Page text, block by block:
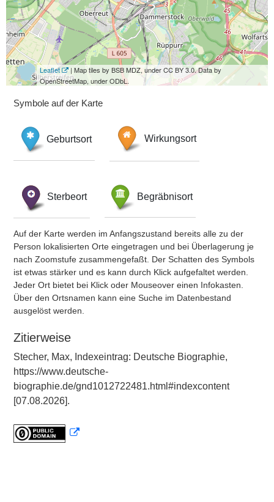
Leaflet
| Map tiles by BSB MDZ, under CC BY 3.0. Data by
OpenStreetMap, under ODbL.
Symbole auf der Karte
Geburtsort Wirkungsort
Sterbeort Begräbnisort
Auf der Karte werden im Anfangszustand bereits alle zu der
Person lokalisierten Orte eingetragen und bei Überlagerung je
nach Zoomstufe zusammengefaßt. Der Schatten des Symbols
ist etwas stärker und es kann durch Klick aufgefaltet werden.
Jeder Ort bietet bei Klick oder Mouseover einen Infokasten.
Über den Ortsnamen kann eine Suche im Datenbestand
ausgelöst werden.
Zitierweise
Stecher, Max, Indexeintrag: Deutsche Biographie,
https://www.deutsche-
biographie.de/gnd1012722481.html#indexcontent
[07.08.2026].